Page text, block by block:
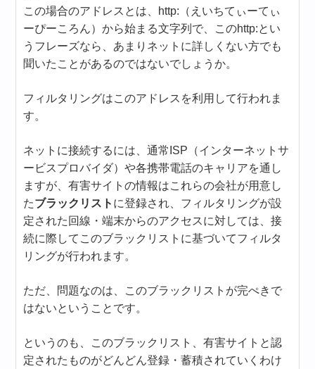
この場合のアドレスとは、http:（えいちてぃーてぃ
ーぴーころん）から始まる文字列で、このhttp:とい
うフレーズなら、あまりネットに詳しくない方でも
聞いたことがあるのではないでしょうか。
フィルタリングはこのアドレスを利用して行われま
す。
ネットに接続するには、通常ISP（インターネットサ
ービスプロバイダ）や各携帯電話のキャリアを通し
ますが、有害サイトの情報はこれらの会社が用意し
たブラックリスト に登録され、フィルタリングが設
定された回線・端末からのアクセスに対しては、接
続に際してこのブラックリストに基づいてフィルタ
リングが行われます。
ただ、問題なのは、このブラックリストが完ぺきで
はないということです。
というのも、このブラックリスト、有害サイトと認
定されたものがどんどん登録・蓄積されていくわけ